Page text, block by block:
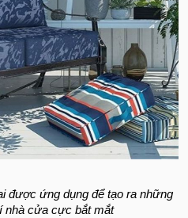
được ứng dụng để tạo ra những
nhà cửa cực bắt mắt